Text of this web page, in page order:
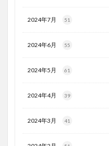
2024年7月 51
2024年6月 55
2024年5月 61
2024年4月 39
2024年3月 41